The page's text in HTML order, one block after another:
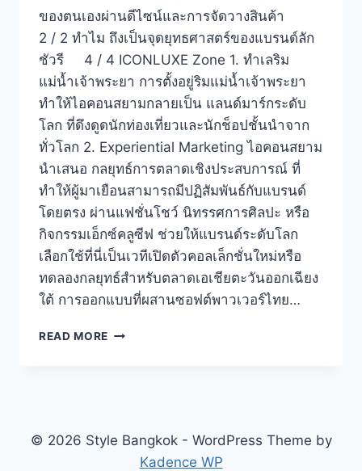
ของตนเองผ่านดีไซน์และการจัดวางสินค้า
2 / 2 ทำไม ถึงเป็นจุดยุทธศาสตร์ของแบรนด์ลัก
ชัวรี 4 / 4 ICONLUXE Zone 1. ทำเลริม
แม่น้ำเจ้าพระยา การตั้งอยู่ริมแม่น้ำเจ้าพระยา
ทำให้ไอคอนสยามกลายเป็น แลนด์มาร์กระดับ
โลก ที่ดึงดูดนักท่องเที่ยวและนักช็อปชั้นนำจาก
ทั่วโลก 2. Experiential Marketing ไอคอนสยาม
นำเสนอ กลยุทธ์การตลาดเชิงประสบการณ์ ที่
ทำให้ผู้มาเยือนสามารถมีปฏิสัมพันธ์กับแบรนด์
โดยตรง ผ่านแฟชั่นโชว์ นิทรรศการศิลปะ หรือ
กิจกรรมเอ็กซ์คลูซีฟ ช่วยให้แบรนด์ระดับโลก
เลือกใช้ที่นี่เป็นเวทีเปิดตัวคอลเล็กชั่นใหม่หรือ
ทดลองกลยุทธ์สำหรับตลาดเอเชียตะวันออกเฉียง
ใต้ การออกแบบที่ผสานซอฟต์พาวเวอร์ไทย…
READ MORE ICONSIAM
ชัว
© 2026 Style Bangkok - WordPress Theme by
Kadence WP